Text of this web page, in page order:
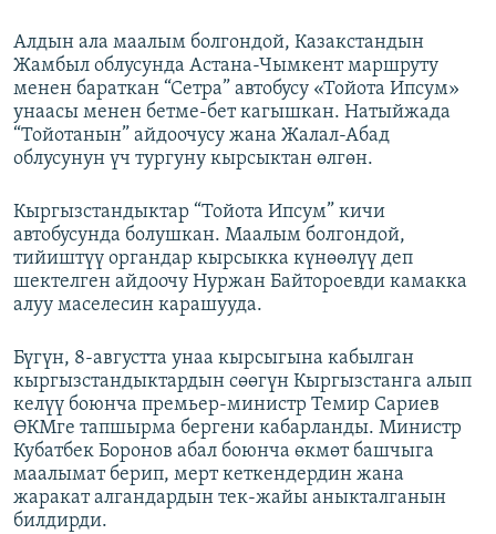
Алдын ала маалым болгондой, Казакстандын
Жамбыл облусунда Астана-Чымкент маршруту
менен бараткан “Сетра” автобусу «Тойота Ипсум»
унаасы менен бетме-бет кагышкан. Натыйжада
“Тойотанын” айдоочусу жана Жалал-Абад
облусунун үч тургуну кырсыктан өлгөн.
Кыргызстандыктар “Тойота Ипсум” кичи
автобусунда болушкан. Маалым болгондой,
тийиштүү органдар кырсыкка күнөөлүү деп
шектелген айдоочу Нуржан Байтороевди камакка
алуу маселесин карашууда.
Бүгүн, 8-августта унаа кырсыгына кабылган
кыргызстандыктардын сөөгүн Кыргызстанга алып
келүү боюнча премьер-министр Темир Сариев
ӨКМге тапшырма бергени кабарланды. Министр
Кубатбек Боронов абал боюнча өкмөт башчыга
маалымат берип, мерт кеткендердин жана
жаракат алгандардын тек-жайы аныкталганын
билдирди.